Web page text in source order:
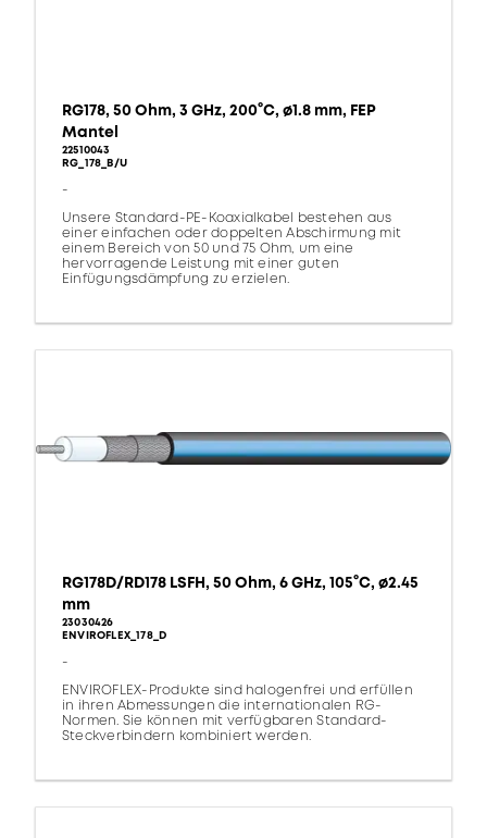
RG178, 50 Ohm, 3 GHz, 200°C, ø1.8 mm, FEP
Mantel
22510043
RG_178_B/U
-
Unsere Standard-PE-Koaxialkabel bestehen aus
einer einfachen oder doppelten Abschirmung mit
einem Bereich von 50 und 75 Ohm, um eine
hervorragende Leistung mit einer guten
Einfügungsdämpfung zu erzielen.
RG178D/RD178 LSFH, 50 Ohm, 6 GHz, 105°C, ø2.45
mm
23030426
ENVIROFLEX_178_D
-
ENVIROFLEX-Produkte sind halogenfrei und erfüllen
in ihren Abmessungen die internationalen RG-
Normen. Sie können mit verfügbaren Standard-
Steckverbindern kombiniert werden.